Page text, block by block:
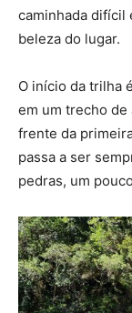
caminhada difícil
beleza do lugar.
O início da trilha
em um trecho de
frente da
passa a ser
pedras, um